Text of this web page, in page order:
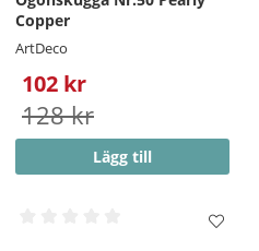
Copper
ArtDeco
102 kr
128 kr
Lägg till